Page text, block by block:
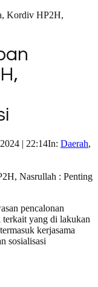
Kordiv HP2H,
| 22:14In: Daerah,
pencalonan
terkait yang di lakukan
kerjasama
sosialisasi